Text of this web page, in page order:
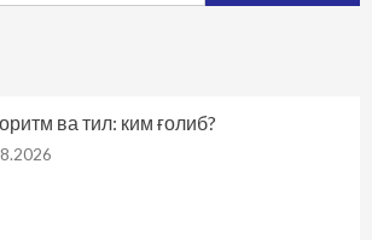
ва тил: ким ғолиб?